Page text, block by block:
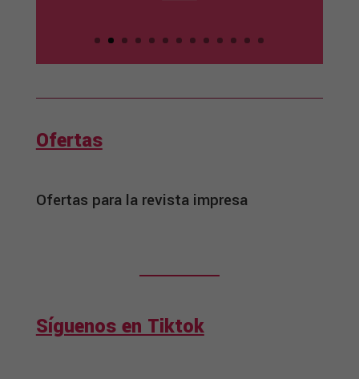
Ofertas
Ofertas para la revista impresa
Síguenos en Tiktok